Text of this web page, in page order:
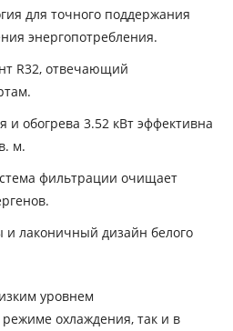
для точного поддержания
энергопотребления.
R32, отвечающий
обогрева 3.52 кВт эффективна
м.
фильтрации очищает
и лаконичный дизайн белого
уровнем
охлаждения, так и в